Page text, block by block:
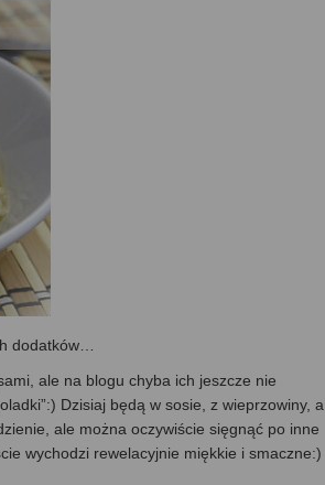
dodatków…
ale na blogu chyba ich jeszcze nie
Dzisiaj będą w sosie, z wieprzowiny, a
ale można oczywiście sięgnąć po inne
wychodzi rewelacyjnie miękkie i smaczne:)